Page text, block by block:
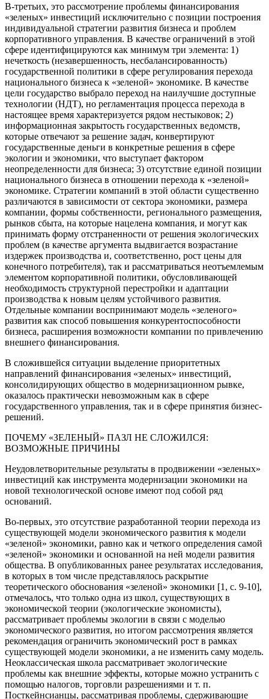
В-третьих, это рассмотрение проблемы финансирования
«зеленых» инвестиций исключительно с позиции построения
индивидуальной стратегии развития бизнеса и проблем
корпоративного управления. В качестве ограничений в этой
сфере идентифицируются как минимум три элемента: 1)
нечеткость (незавершенность, несбалансированность)
государственной политики в сфере регулирования перехода
национального бизнеса к «зеленой» экономике. В качестве
цели государство выбрало переход на наилучшие доступные
технологии (НДТ), но регламентация процесса перехода в
настоящее время характеризуется рядом нестыковок; 2)
информационная закрытость государственных ведомств,
которые отвечают за решение задач, конвертируют
государственные деньги в конкретные решения в сфере
экологии и экономики, что выступает фактором
неопределенности для бизнеса; 3) отсутствие единой позиции
национального бизнеса в отношении перехода к «зеленой»
экономике. Стратегии компаний в этой области существенно
различаются в зависимости от сектора экономики, размера
компании, формы собственности, регионального размещения,
рынков сбыта, на которые нацелена компания, и могут как
принимать форму отстраненности от решения экологических
проблем (в качестве аргумента выдвигается возрастание
издержек производства и, соответственно, рост цены для
конечного потребителя), так и рассматриваться неотъемлемым
элементом корпоративной политики, обусловливающей
необходимость структурной перестройки и адаптации
производства к новым целям устойчивого развития.
Отдельные компании воспринимают модель «зеленого»
развития как способ повышения конкурентоспособности
бизнеса, расширения возможности компании по привлечению
внешнего финансирования.
В сложившейся ситуации выделение приоритетных
направлений финансирования «зеленых» инвестиций,
консолидирующих общество в модернизационном рывке,
оказалось практически невозможным как в сфере
государственного управления, так и в сфере принятия бизнес-
решений.
ПОЧЕМУ «ЗЕЛЕНЫЙ» ПАЗЛ НЕ СЛОЖИЛСЯ:
ВОЗМОЖНЫЕ ПРИЧИНЫ
Неудовлетворительные результаты в продвижении «зеленых»
инвестиций как инструмента модернизации экономики на
новой технологической основе имеют под собой ряд
оснований.
Во-первых, это отсутствие разработанной теории перехода из
существующей модели экономического развития к модели
«зеленой» экономики, равно как и четкого определения самой
«зеленой» экономики и основанной на ней модели развития
общества. В опубликованных ранее результатах исследования,
в которых в том числе представлялось раскрытие
теоретического обоснования «зеленой» экономики [1, с. 9-10],
отмечалось, что только одна из школ, существующих в
экономической теории (экологические экономисты),
рассматривает проблемы экологии в связи с моделью
экономического развития, но итогом рассмотрения является
рекомендация ограничить экономический рост в рамках
существующей модели экономики, а не изменить саму модель.
Неоклассическая школа рассматривает экологические
проблемы как внешние эффекты, которые можно устранить с
помощью налогов, торговли разрешениями и т. п.
Посткейнсианцы, рассматривая проблемы, сдерживающие